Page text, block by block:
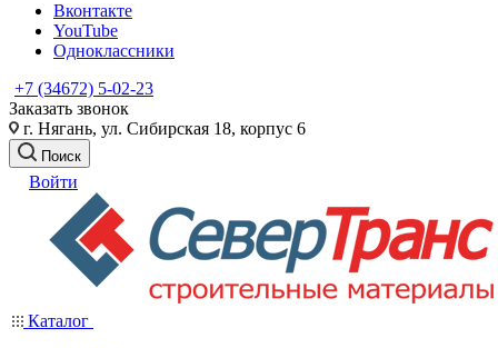
Вконтакте
YouTube
Одноклассники
+7 (34672) 5-02-23
Заказать звонок
г. Нягань, ул. Сибирская 18, корпус 6
Поиск
Войти
Каталог